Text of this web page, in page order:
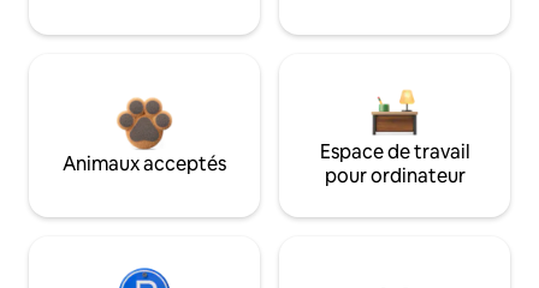
Animaux acceptés
Espace de travail
pour ordinateur